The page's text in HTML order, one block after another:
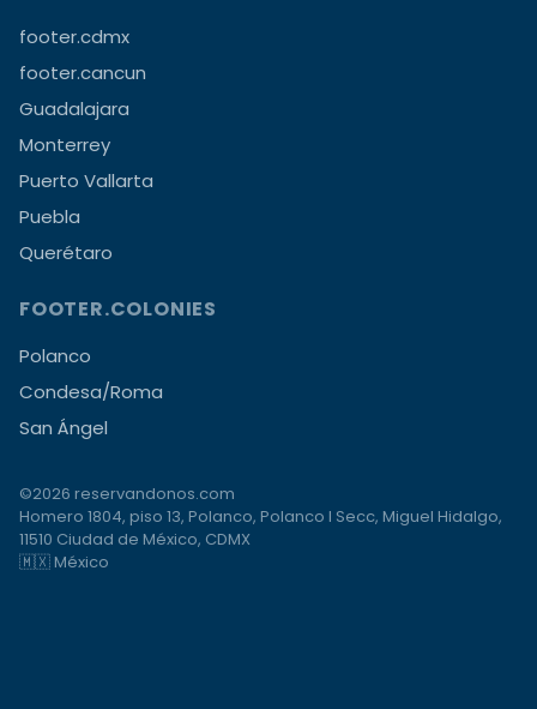
footer.cdmx
footer.cancun
Guadalajara
Monterrey
Puerto Vallarta
Puebla
Querétaro
FOOTER.COLONIES
Polanco
Condesa/Roma
San Ángel
©2026 reservandonos.com
Homero 1804, piso 13, Polanco, Polanco I Secc, Miguel Hidalgo,
11510 Ciudad de México, CDMX
🇲🇽 México